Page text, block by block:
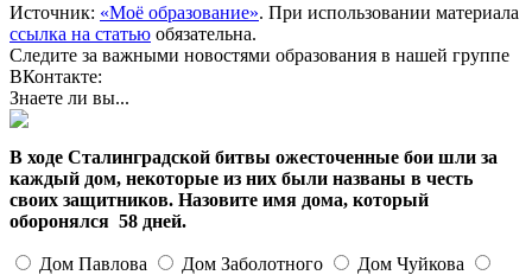
Источник: «Моё образование». При использовании материала
ссылка на статью обязательна.
Следите за важными новостями образования в нашей группе
ВКонтакте:
Знаете ли вы...
В ходе Сталинградской битвы ожесточенные бои шли за
каждый дом, некоторые из них были названы в честь
своих защитников. Назовите имя дома, который
оборонялся 58 дней.
Дом Павлова Дом Заболотного
Дом Чуйкова